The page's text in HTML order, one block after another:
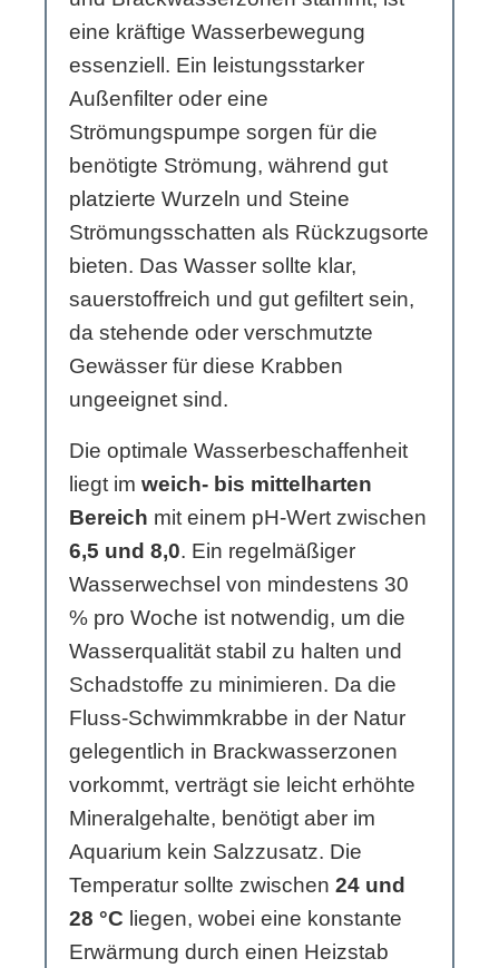
eine kräftige Wasserbewegung
essenziell. Ein leistungsstarker
Außenfilter oder eine
Strömungspumpe sorgen für die
benötigte Strömung, während gut
platzierte Wurzeln und Steine
Strömungsschatten als Rückzugsorte
bieten. Das Wasser sollte klar,
sauerstoffreich und gut gefiltert sein,
da stehende oder verschmutzte
Gewässer für diese Krabben
ungeeignet sind.
Die optimale Wasserbeschaffenheit
liegt im weich- bis mittelharten
Bereich mit einem pH-Wert zwischen
6,5 und 8,0. Ein regelmäßiger
Wasserwechsel von mindestens 30
% pro Woche ist notwendig, um die
Wasserqualität stabil zu halten und
Schadstoffe zu minimieren. Da die
Fluss-Schwimmkrabbe in der Natur
gelegentlich in Brackwasserzonen
vorkommt, verträgt sie leicht erhöhte
Mineralgehalte, benötigt aber im
Aquarium kein Salzzusatz. Die
Temperatur sollte zwischen 24 und
28 °C liegen, wobei eine konstante
Erwärmung durch einen Heizstab